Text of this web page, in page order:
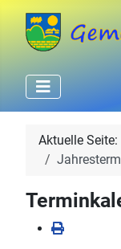
Aktuelle Seite: